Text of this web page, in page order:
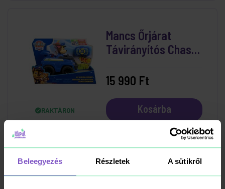
Beleegyezés Részletek A sütikről
RAKTÁRON
Mancs Őrjárat
Távirányítós Chase
15 990 Ft
Kosárba
Hot Wheels X